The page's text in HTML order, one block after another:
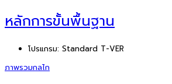
หลักการขั้นพื้นฐาน
โปรแกรม: Standard T-VER
ภาพรวมกลไก